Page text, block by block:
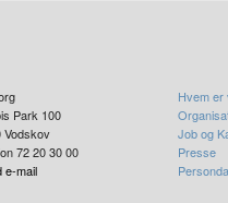
Park 100
Vodskov
72 20 30 00
e-mail
Hvem er
Job og
Presse